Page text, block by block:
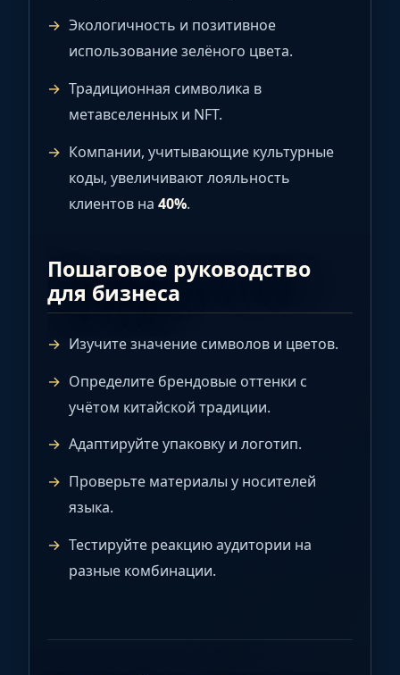
Экологичность и позитивное
использование зелёного цвета.
Традиционная символика в
метавселенных и NFT.
Компании, учитывающие культурные
коды, увеличивают лояльность
клиентов на 40%.
Пошаговое руководство
для бизнеса
Изучите значение символов и цветов.
Определите брендовые оттенки с
учётом китайской традиции.
Адаптируйте упаковку и логотип.
Проверьте материалы у носителей
языка.
Тестируйте реакцию аудитории на
разные комбинации.